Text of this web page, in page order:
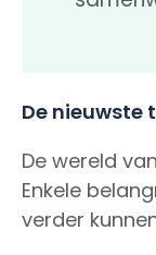
De
De wereld
Enkele
verder